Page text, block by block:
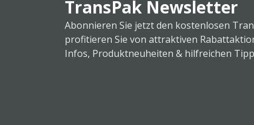
TransPak Newsletter
Abonnieren Sie jetzt den kostenlosen
profitieren Sie von attraktiven
Infos, Produktneuheiten & hilfreichen